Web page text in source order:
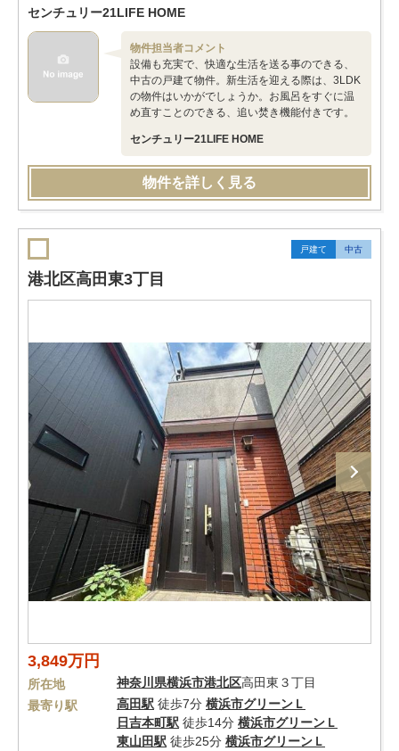
センチュリー21LIFE HOME
物件担当者コメント
設備も充実で、快適な生活を送る事のできる、
中古の戸建て物件。新生活を迎える際は、3LDK
の物件はいかがでしょうか。お風呂をすぐに温
め直すことのできる、追い焚き機能付きです。
センチュリー21LIFE HOME
物件を詳しく見る
戸建て 中古
港北区高田東3丁目
3,849万円
所在地 神奈川県横浜市港北区高田東３丁目
最寄り駅
高田駅 徒歩7分 横浜市グリーンＬ
日吉本町駅 徒歩14分 横浜市グリーンＬ
東山田駅 徒歩25分 横浜市グリーンＬ